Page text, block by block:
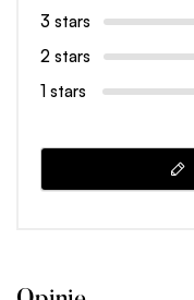
3 stars
2 stars
1 stars